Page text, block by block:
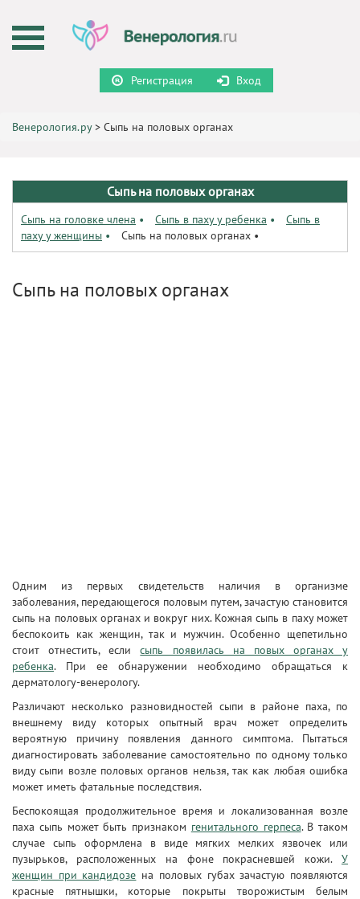
Регистрация Вход
Венерология.ру> Сыпь на половых органах
Сыпь на половых органах
Сыпь на головке члена • Сыпь в паху у ребенка •
Сыпь в
паху у женщины • Сыпь на половых органах •
Сыпь на половых органах
Одним из первых свидетельств наличия в организме
заболевания, передающегося половым путем, зачастую становится
сыпь на половых органах и вокруг них. Кожная сыпь в паху может
беспокоить как женщин, так и мужчин. Особенно щепетильно
стоит отнестить, еслисыпь появилась на повых органах у
ребенка. При ее обнаружении необходимо обращаться к
дерматологу-венерологу.
Различают несколько разновидностей сыпи в районе паха, по
внешнему виду которых опытный врач может определить
вероятную причину появления данного симптома. Пытаться
диагностировать заболевание самостоятельно по одному только
виду сыпи возле половых органов нельзя, так как любая ошибка
может иметь фатальные последствия.
Беспокоящая продолжительное время и локализованная возле
паха сыпь может быть признаком генитального герпеса. В таком
случае сыпь оформлена в виде мягких мелких язвочек или
пузырьков, расположенных на фоне покрасневшей кожи. У
женщин при кандидозе на половых губах зачастую появляются
красные пятнышки, которые покрыты творожистым белым